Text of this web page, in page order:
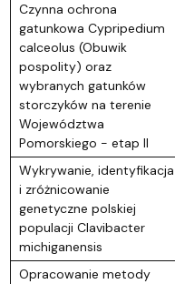
Czynna ochrona
gatunkowa Cypripedium
calceolus (Obuwik
pospolity) oraz
wybranych gatunków
storczyków na terenie
Województwa
Pomorskiego - etap II
Wykrywanie, identyfikacja
i zróżnicowanie
genetyczne polskiej
populacji Clavibacter
michiganensis
Opracowanie metody